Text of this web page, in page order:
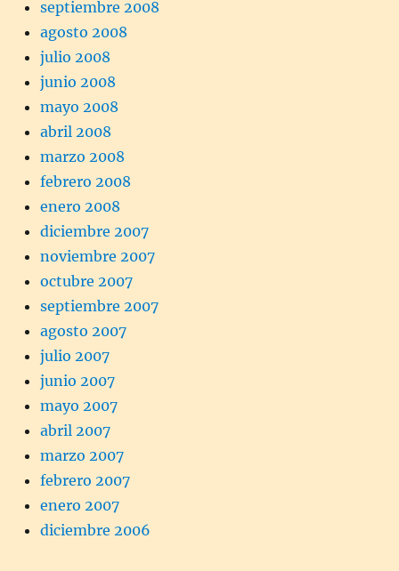
septiembre 2008
agosto 2008
julio 2008
junio 2008
mayo 2008
abril 2008
marzo 2008
febrero 2008
enero 2008
diciembre 2007
noviembre 2007
octubre 2007
septiembre 2007
agosto 2007
julio 2007
junio 2007
mayo 2007
abril 2007
marzo 2007
febrero 2007
enero 2007
diciembre 2006